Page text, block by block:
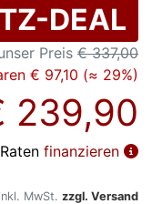
DEAL
Preis € 337,00
€ 97,10 (≈ 29%)
239,90
finanzieren
inkl. MwSt. zzgl. Versand